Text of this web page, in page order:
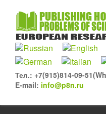
Тел.: +7(915)814-09-
E-mail: info@p8n.ru